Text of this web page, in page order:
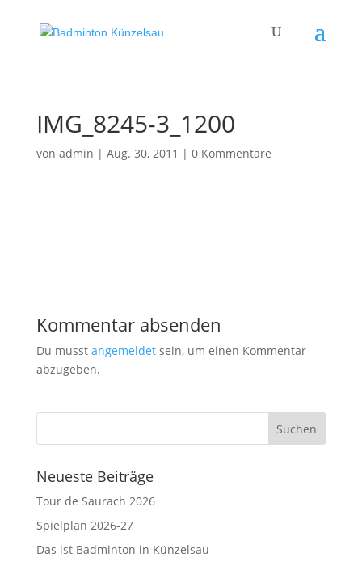
IMG_8245-3_1200
von admin | Aug. 30, 2011 | 0 Kommentare
Kommentar absenden
Du musst angemeldetsein, um einen Kommentar
abzugeben.
Neueste Beiträge
Tour de Saurach 2026
Spielplan 2026-27
Das ist Badminton in Künzelsau